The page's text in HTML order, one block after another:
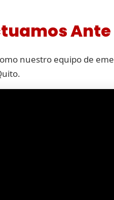
nuestro equipo de